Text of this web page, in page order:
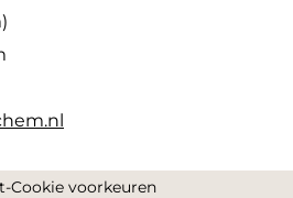
-Cookie voorkeuren